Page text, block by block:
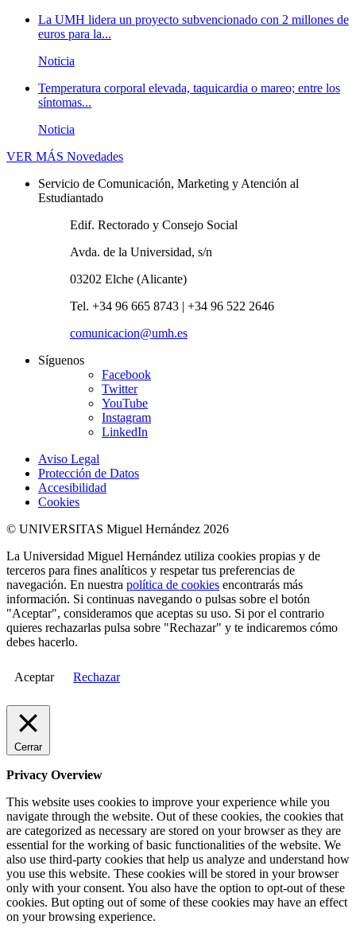
La UMH lidera un proyecto subvencionado con 2 millones de
euros para la...
Noticia
Temperatura corporal elevada, taquicardia o mareo; entre los
síntomas...
Noticia
VER MÁS Novedades
Servicio de Comunicación, Marketing y Atención al
Estudiantado
Edif. Rectorado y Consejo Social
Avda. de la Universidad, s/n
03202 Elche (Alicante)
Tel. +34 96 665 8743 | +34 96 522 2646
comunicacion@umh.es
Síguenos
Facebook
Twitter
YouTube
Instagram
LinkedIn
Aviso Legal
Protección de Datos
Accesibilidad
Cookies
© UNIVERSITAS Miguel Hernández 2026
La Universidad Miguel Hernández utiliza cookies propias y de
terceros para fines analíticos y respetar tus preferencias de
navegación. En nuestra política de cookies encontrarás más
información. Si continuas navegando o pulsas sobre el botón
"Aceptar", consideramos que aceptas su uso. Si por el contrario
quieres rechazarlas pulsa sobre "Rechazar" y te indicaremos cómo
debes hacerlo.
Aceptar Rechazar
Cerrar
Privacy Overview
This website uses cookies to improve your experience while you
navigate through the website. Out of these cookies, the cookies that
are categorized as necessary are stored on your browser as they are
essential for the working of basic functionalities of the website. We
also use third-party cookies that help us analyze and understand how
you use this website. These cookies will be stored in your browser
only with your consent. You also have the option to opt-out of these
cookies. But opting out of some of these cookies may have an effect
on your browsing experience.